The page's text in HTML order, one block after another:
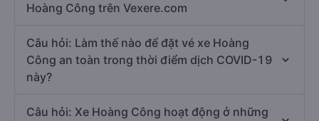
Hoàng Công trên Vexere.com
Câu hỏi: Làm thế nào để đặt vé xe Hoàng
Công an toàn trong thời điểm dịch COVID-19
này?
Câu hỏi: Xe Hoàng Công hoạt động ở những